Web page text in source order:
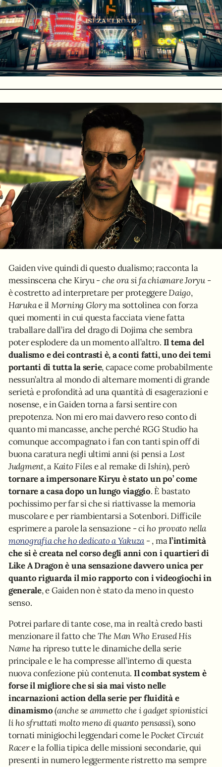
Gaiden vive quindi di questo dualismo; racconta la
messinscena che Kiryu -che ora si fa chiamare Joryu-
è costretto ad interpretare per proteggereDaigo,
Harukae il Morning Gloryma sottolinea con forza
quei momenti in cui questa facciata viene fatta
traballare dall’ira del drago di Dojima che sembra
poter esplodere da un momento all’altro. Il tema del
dualismo e dei contrasti è, a conti fatti, uno dei temi
portanti di tutta la serie, capace come probabilmente
nessun’altra al mondo di alternare momenti di grande
serietà e profondità ad una quantità di esagerazioni e
nosense, e in Gaiden torna a farsi sentire con
prepotenza. Non mi ero mai davvero reso conto di
quanto mi mancasse, anche perché RGG Studio ha
comunque accompagnato i fan con tanti spin off di
buona caratura negli ultimi anni (si pensi aLost
Judgment, aKaito Filese al remake diIshin), però
tornare a impersonare Kiryu è stato un po’ come
tornare a casa dopo un lungo viaggio. È bastato
pochissimo per far sì che si riattivasse la memoria
muscolare e per riambientarsi a Sotenbori. Difficile
esprimere a parole la sensazione -ci ho provato nella
monografia che ho dedicato a Yakuza - , mal’intimità
che si è creata nel corso degli anni con i quartieri di
Like A Dragon è una sensazione davvero unica per
quanto riguarda il mio rapporto con i videogiochi in
generale, e Gaiden non è stato da meno in questo
senso.
Potrei parlare di tante cose, ma in realtà credo basti
menzionare il fatto cheThe Man Who Erased His
Nameha ripreso tutte le dinamiche della serie
principale e le ha compresse all’interno di questa
nuova confezione più contenuta. Il combat system è
forse il migliore che si sia mai visto nelle
incarnazioni action della serie per fluidità e
dinamismo(anche se ammetto che i gadget spionistici
li ho sfruttati molto meno di quanto pensassi), sono
tornati minigiochi leggendari come lePocket Circuit
Racere la follia tipica delle missioni secondarie, qui
presenti in numero leggermente ristretto ma sempre